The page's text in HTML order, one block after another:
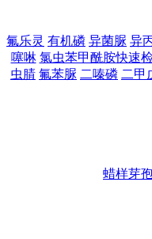
氟乐灵 有机磷 异菌脲 异
噻啉 氯虫苯甲酰胺快速
虫腈 氟苯脲 二嗪磷 二甲
蜡样芽